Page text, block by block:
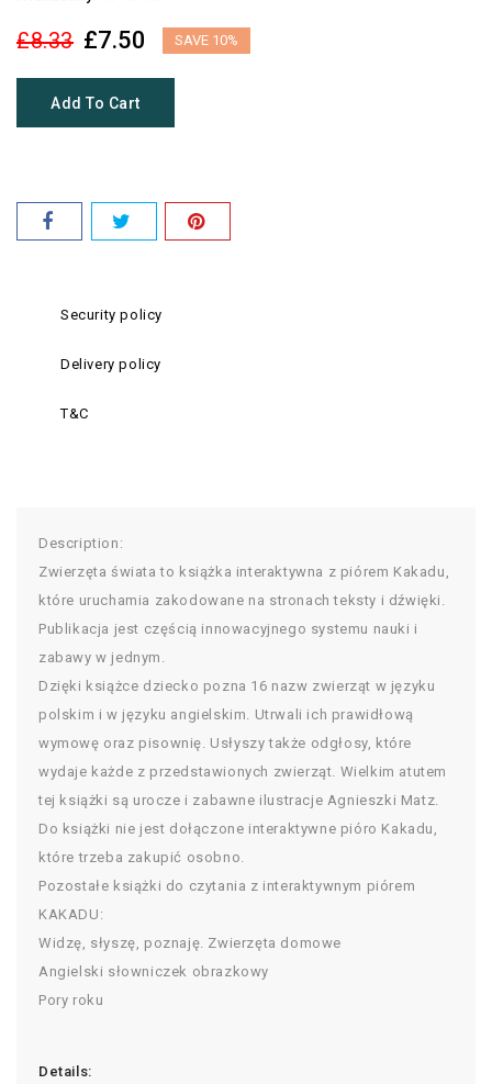
£8.33 £7.50 SAVE 10%
Add To Cart
Security policy
Delivery policy
T&C
Description:
Zwierzęta świata to książka interaktywna z piórem Kakadu,
które uruchamia zakodowane na stronach teksty i dźwięki.
Publikacja jest częścią innowacyjnego systemu nauki i
zabawy w jednym.
Dzięki książce dziecko pozna 16 nazw zwierząt w języku
polskim i w języku angielskim. Utrwali ich prawidłową
wymowę oraz pisownię. Usłyszy także odgłosy, które
wydaje każde z przedstawionych zwierząt. Wielkim atutem
tej książki są urocze i zabawne ilustracje Agnieszki Matz.
Do książki nie jest dołączone interaktywne pióro Kakadu,
które trzeba zakupić osobno.
Pozostałe książki do czytania z interaktywnym piórem
KAKADU:
Widzę, słyszę, poznaję. Zwierzęta domowe
Angielski słowniczek obrazkowy
Pory roku
Details: